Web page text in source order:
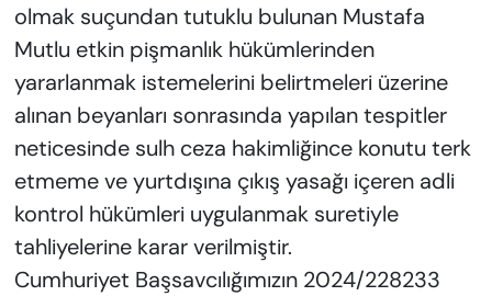
olmak suçundan tutuklu bulunan Mustafa
Mutlu etkin pişmanlık hükümlerinden
yararlanmak istemelerini belirtmeleri üzerine
alınan beyanları sonrasında yapılan tespitler
neticesinde sulh ceza hakimliğince konutu terk
etmeme ve yurtdışına çıkış yasağı içeren adli
kontrol hükümleri uygulanmak suretiyle
tahliyelerine karar verilmiştir.
Cumhuriyet Başsavcılığımızın 2024/228233